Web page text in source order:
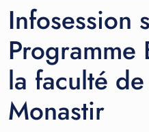
Infosession
Programme
la faculté
Monastir